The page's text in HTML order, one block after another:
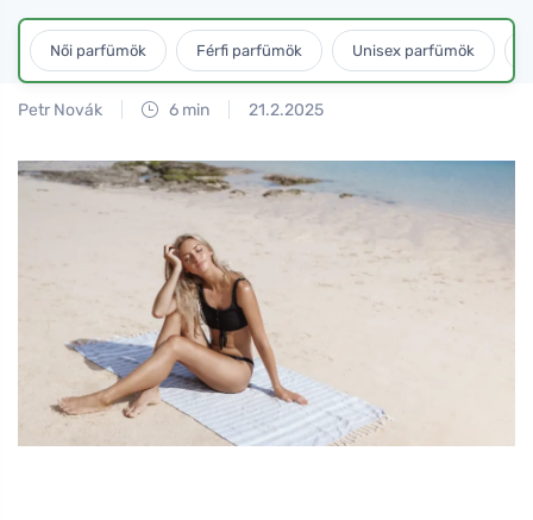
Női parfümök Férfi parfümök Unisex parfümök
Petr Novák 6 min 21.2.2025